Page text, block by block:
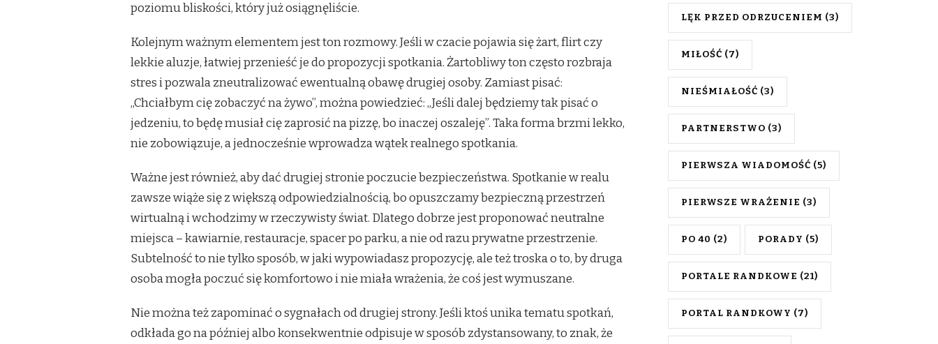
poziomu bliskości, który już osiągnęliście.
Kolejnym ważnym elementem jest ton rozmowy. Jeśli w czacie pojawia się żart, flirt czy
lekkie aluzje, łatwiej przenieść je do propozycji spotkania. Żartobliwy ton często rozbraja
stres i pozwala zneutralizować ewentualną obawę drugiej osoby. Zamiast pisać:
„Chciałbym cię zobaczyć na żywo”, można powiedzieć: „Jeśli dalej będziemy tak pisać o
jedzeniu, to będę musiał cię zaprosić na pizzę, bo inaczej oszaleję”. Taka forma brzmi lekko,
nie zobowiązuje, a jednocześnie wprowadza wątek realnego spotkania.
Ważne jest również, aby dać drugiej stronie poczucie bezpieczeństwa. Spotkanie w realu
zawsze wiąże się z większą odpowiedzialnością, bo opuszczamy bezpieczną przestrzeń
wirtualną i wchodzimy w rzeczywisty świat. Dlatego dobrze jest proponować neutralne
miejsca – kawiarnie, restauracje, spacer po parku, a nie od razu prywatne przestrzenie.
Subtelność to nie tylko sposób, w jaki wypowiadasz propozycję, ale też troska o to, by druga
osoba mogła poczuć się komfortowo i nie miała wrażenia, że coś jest wymuszane.
Nie można też zapominać o sygnałach od drugiej strony. Jeśli ktoś unika tematu spotkań,
odkłada go na później albo konsekwentnie odpisuje w sposób zdystansowany, to znak, że
LĘK PRZED ODRZUCENIEM (3)
MIŁOŚĆ (7)
NIEŚMIAŁOŚĆ (3)
PARTNERSTWO (3)
PIERWSZA WIADOMOŚĆ (5)
PIERWSZE WRAŻENIE (3)
PO 40 (2) PORADY (5)
PORTALE RANDKOWE (21)
PORTAL RANDKOWY (7)